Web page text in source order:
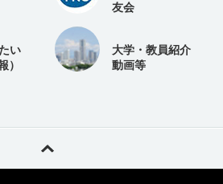
友会
い
）
大学・教員紹介
動画等